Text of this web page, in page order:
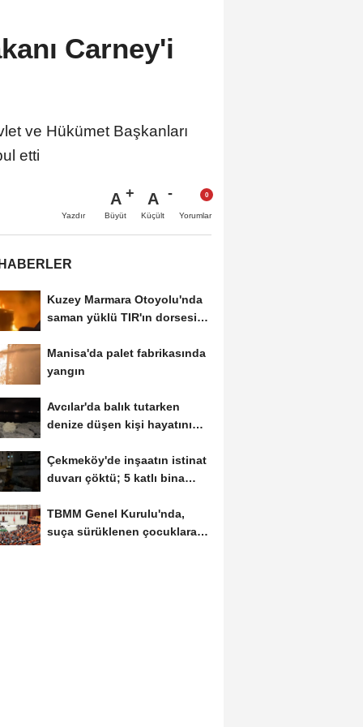
Carney'i
ve Hükümet Başkanları
etti
Yazdır
A
Büyüt
A
Küçült Yorumlar
Kuzey Marmara Otoyolu'nda
saman yüklü TIR'ın dorsesi
Manisa'da palet fabrikasında
yangın
Avcılar'da balık tutarken
denize düşen kişi hayatını
Çekmeköy'de inşaatın istinat
duvarı çöktü; 5 katlı bina
TBMM Genel Kurulu'nda,
suça sürüklenen çocuklara